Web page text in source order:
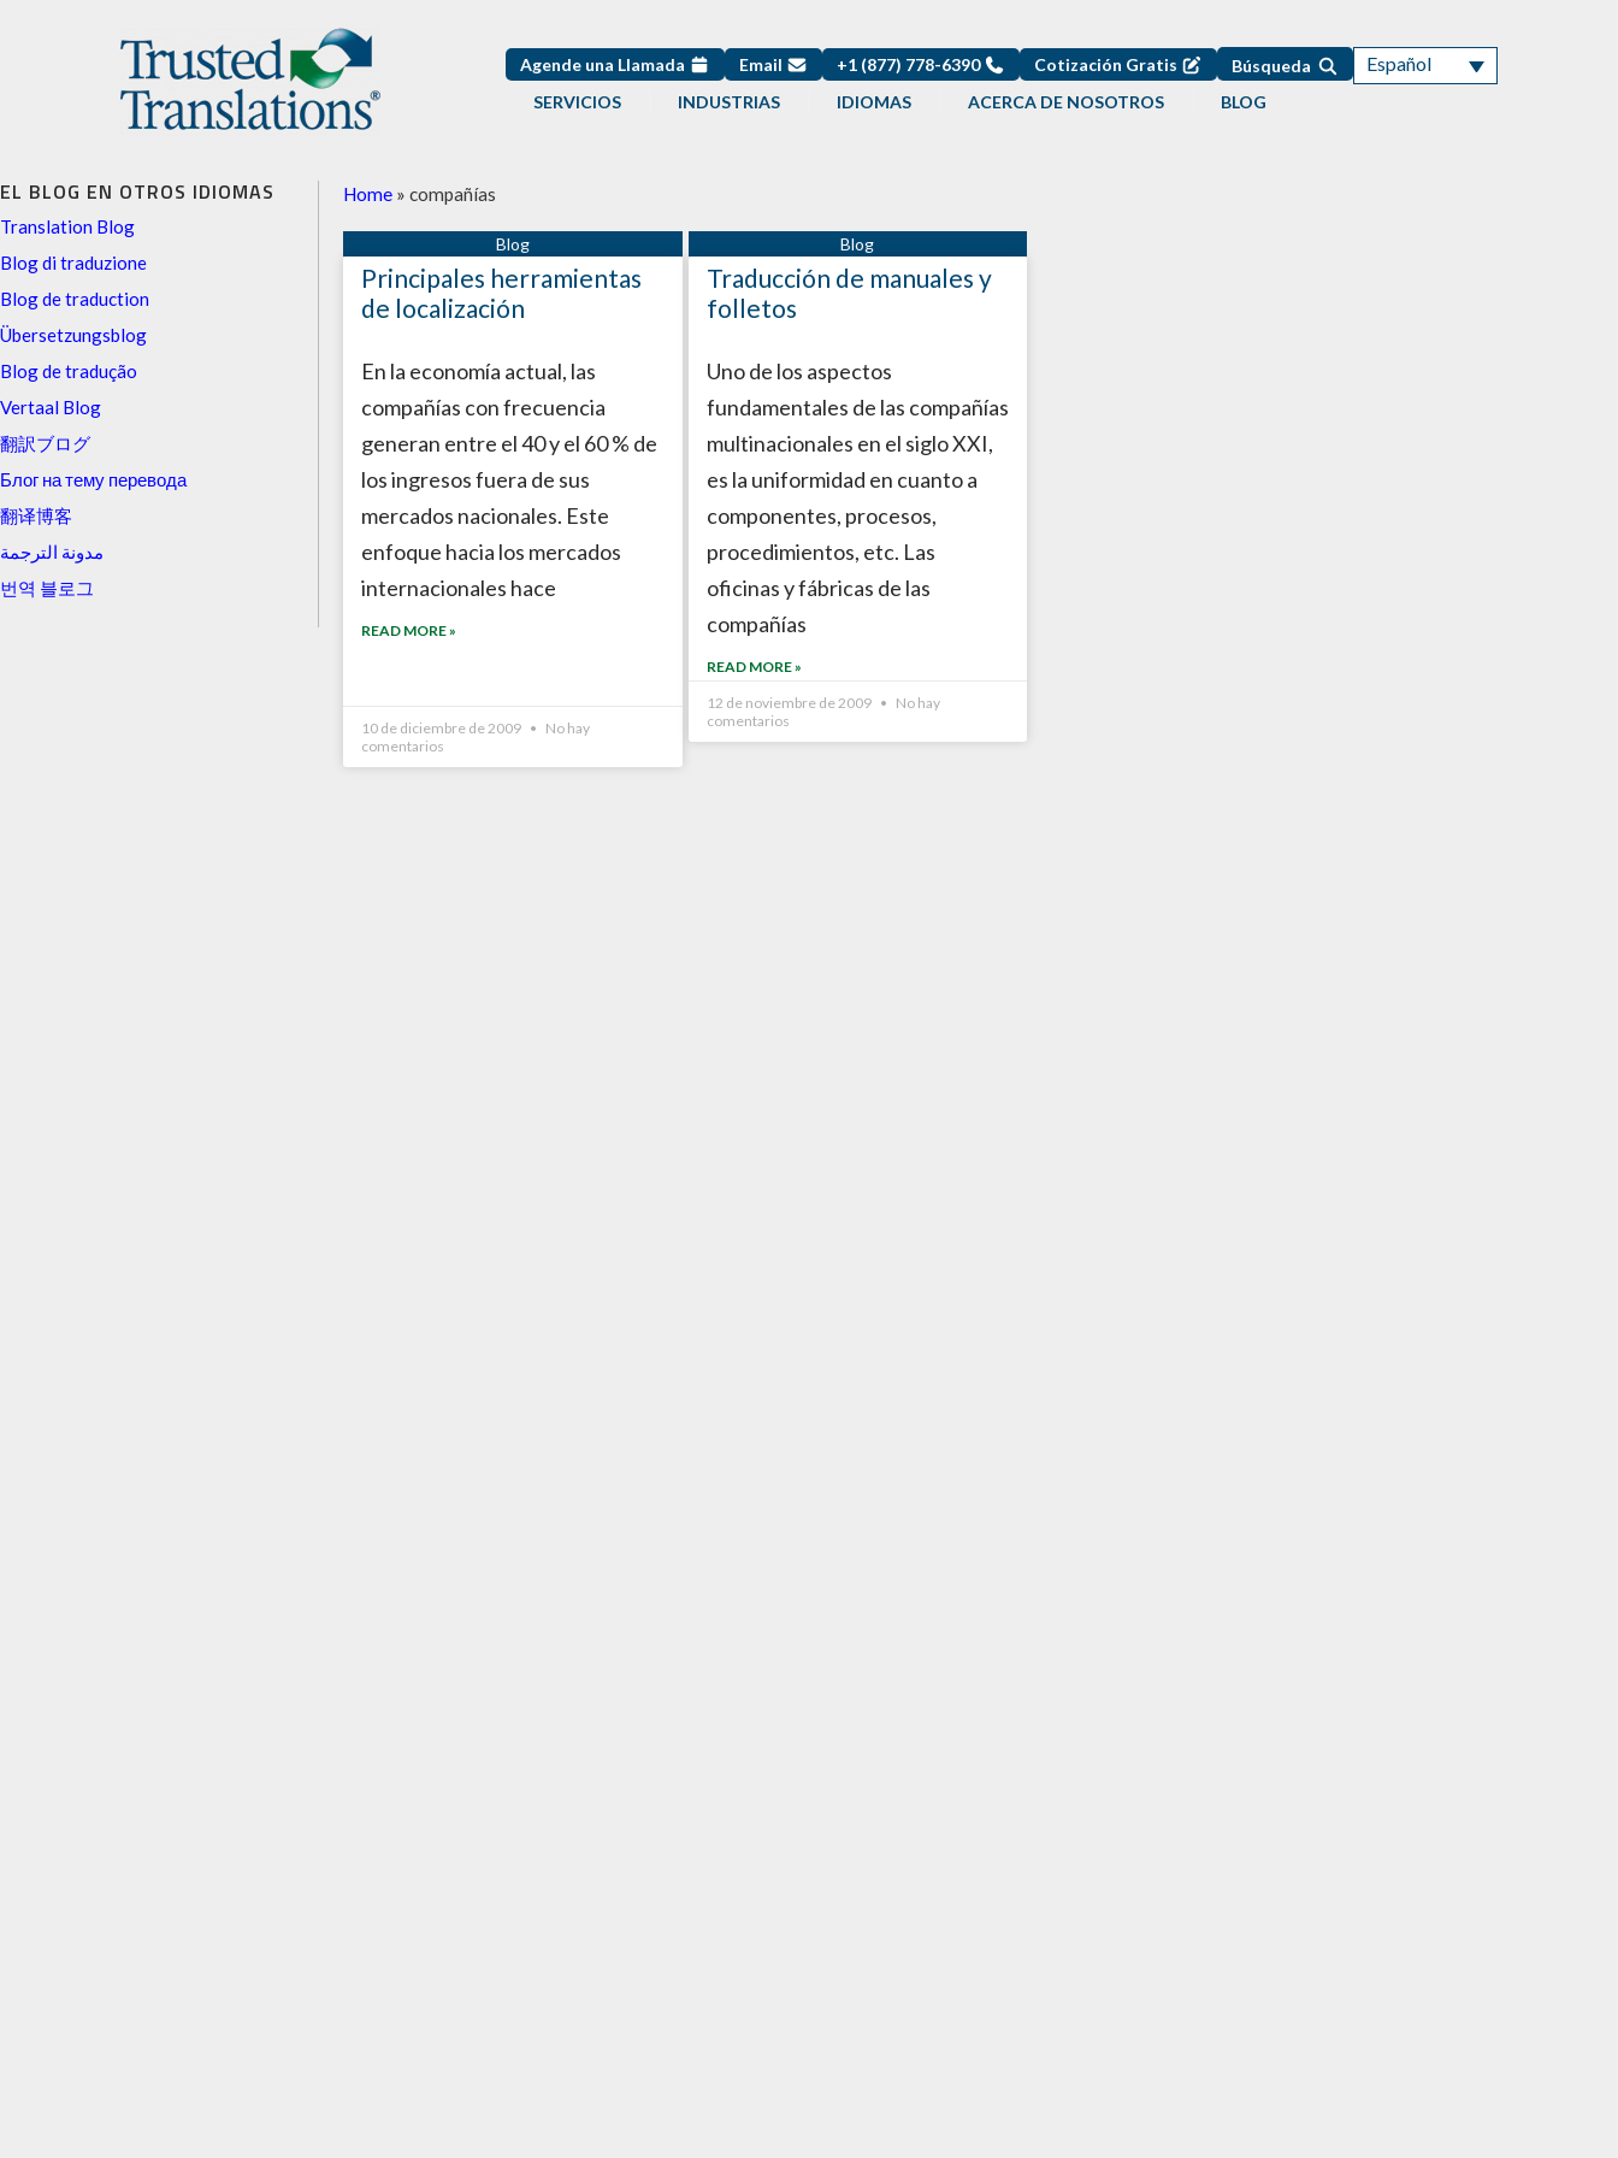
Agende una Llamada Email +1 (877) 778-6390 Cotización Gratis Búsqueda Español
SERVICIOS INDUSTRIAS IDIOMAS ACERCA DE NOSOTROS BLOG
EL BLOG EN OTROS IDIOMAS
Translation Blog
Blog di traduzione
Blog de traduction
Übersetzungsblog
Blog de tradução
Vertaal Blog
翻訳ブログ
Блог на тему перевода
翻译博客
مدونة الترجمة
번역 블로그
Home » compañías
Principales herramientas
de localización
En la economía actual, las
compañías con frecuencia
generan entre el 40 y el 60 % de
los ingresos fuera de sus
mercados nacionales. Este
enfoque hacia los mercados
internacionales hace
READ MORE »
10 de diciembre de 2009
No hay
comentarios
Traducción de manuales y
folletos
Uno de los aspectos
fundamentales de las compañías
multinacionales en el siglo XXI,
es la uniformidad en cuanto a
componentes, procesos,
procedimientos, etc. Las
oficinas y fábricas de las
compañías
READ MORE »
12 de noviembre de 2009
No hay
comentarios